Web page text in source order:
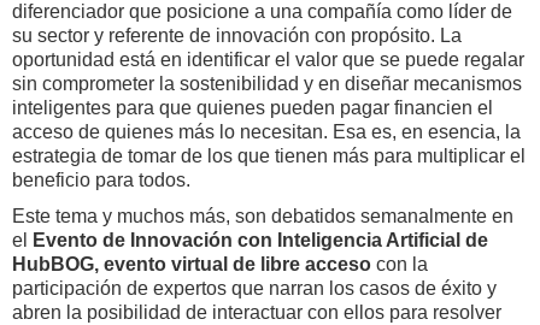
diferenciador que posicione a una compañía como líder de
su sector y referente de innovación con propósito. La
oportunidad está en identificar el valor que se puede regalar
sin comprometer la sostenibilidad y en diseñar mecanismos
inteligentes para que quienes pueden pagar financien el
acceso de quienes más lo necesitan. Esa es, en esencia, la
estrategia de tomar de los que tienen más para multiplicar el
beneficio para todos.
Este tema y muchos más, son debatidos semanalmente en
el
Evento de Innovación con Inteligencia Artificial de
HubBOG, evento virtual de libre acceso con la
participación de expertos que narran los casos de éxito y
abren la posibilidad de interactuar con ellos para resolver